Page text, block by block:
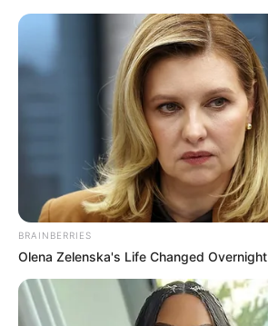
BRAINBERRIES
Olena Zelenska's Life Changed Overnight